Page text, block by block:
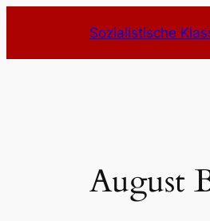
springen
Sozialistische
August